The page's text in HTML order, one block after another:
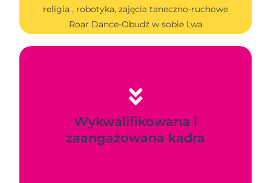
religia , robotyka, zajęcia taneczno-ruchowe
Roar Dance-Obudź w sobie Lwa
Wykwalifikowana i
zaangażowana kadra